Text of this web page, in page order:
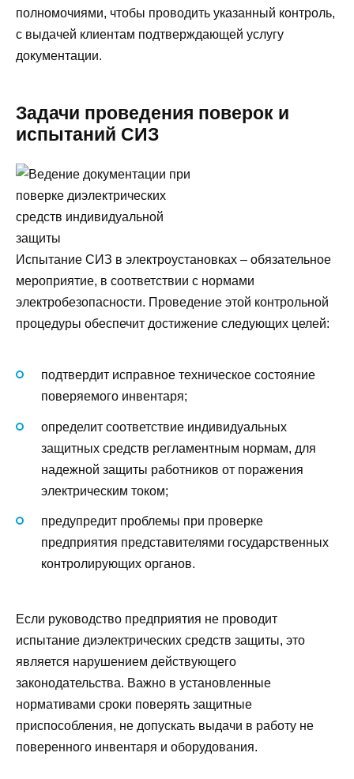
полномочиями, чтобы проводить указанный контроль,
с выдачей клиентам подтверждающей услугу
документации.
Задачи проведения поверок и
испытаний СИЗ
Испытание СИЗ в электроустановках – обязательное
мероприятие, в соответствии с нормами
электробезопасности. Проведение этой контрольной
процедуры обеспечит достижение следующих целей:
подтвердит исправное техническое состояние
поверяемого инвентаря;
определит соответствие индивидуальных
защитных средств регламентным нормам, для
надежной защиты работников от поражения
электрическим током;
предупредит проблемы при проверке
предприятия представителями государственных
контролирующих органов.
Если руководство предприятия не проводит
испытание диэлектрических средств защиты, это
является нарушением действующего
законодательства. Важно в установленные
нормативами сроки поверять защитные
приспособления, не допускать выдачи в работу не
поверенного инвентаря и оборудования.